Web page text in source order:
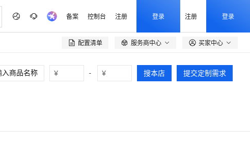
里云 备案 控制台 注册 登录 注册 登录
配置清单  服务商中心 买家中心
¥ - ¥ 搜本店 提交定制需求